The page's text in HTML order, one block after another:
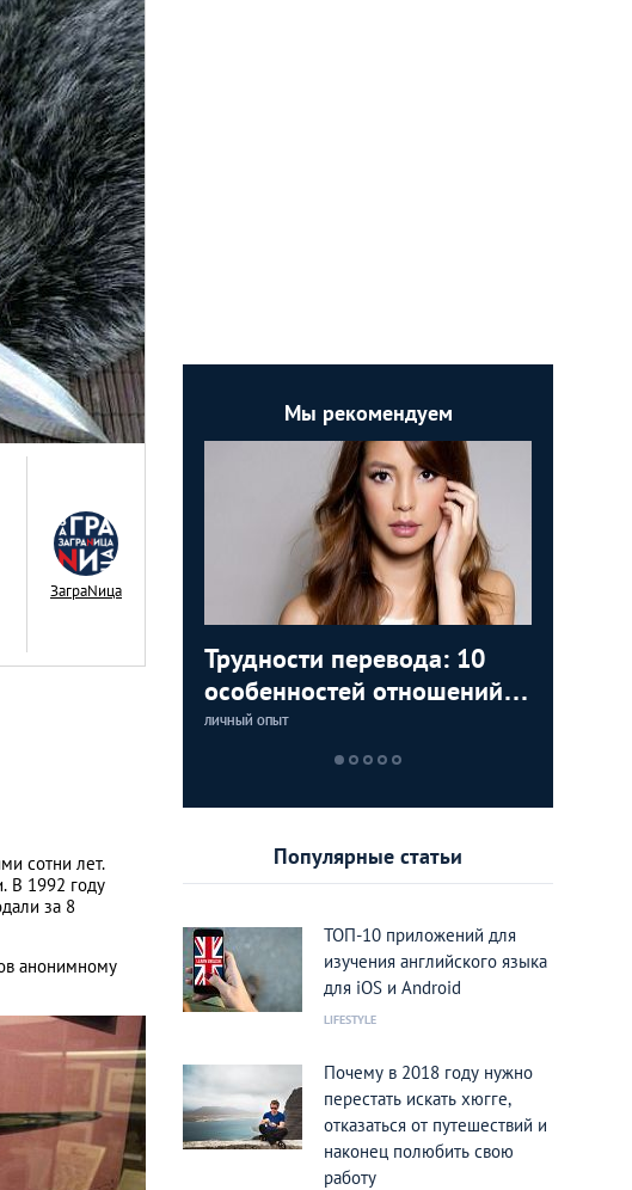
ЗаграNица
сотни лет.
В 1992 году
за 8
анонимному
Мы рекомендуем
Трудности перевода: 10
особенностей отношений с
тайками
ЛИЧНЫЙ ОПЫТ
браки: как
Популярные статьи
ТОП-10 приложений для
изучения английского языка
для iOS и Android
LIFESTYLE
Почему в 2018 году нужно
перестать искать хюгге,
отказаться от путешествий и
наконец полюбить свою
работу